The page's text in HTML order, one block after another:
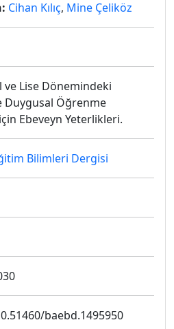
Cihan Kılıç, Mine Çeliköz
Lise Dönemindeki
Duygusal Öğrenme
Ebeveyn Yeterlikleri.
Bilimleri Dergisi
baebd.1495950